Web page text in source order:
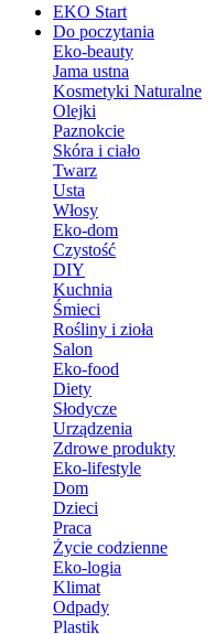
EKO Start
Do poczytania
Eko-beauty
Jama ustna
Kosmetyki Naturalne
Olejki
Paznokcie
Skóra i ciało
Twarz
Usta
Włosy
Eko-dom
Czystość
DIY
Kuchnia
Śmieci
Rośliny i zioła
Salon
Eko-food
Diety
Słodycze
Urządzenia
Zdrowe produkty
Eko-lifestyle
Dom
Dzieci
Praca
Życie codzienne
Eko-logia
Klimat
Odpady
Plastik